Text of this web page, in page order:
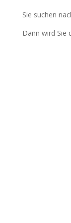
Sie suchen
Dann wird Sie